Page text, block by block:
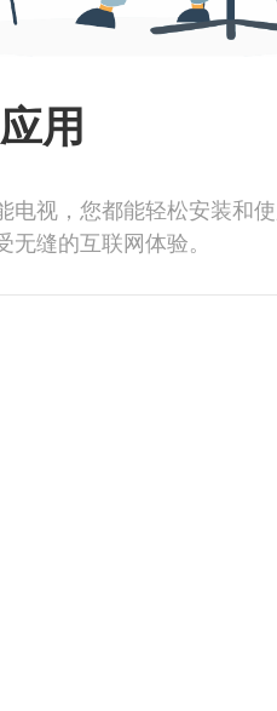
用
视，您都能轻松安装和使
缝的互联网体验。